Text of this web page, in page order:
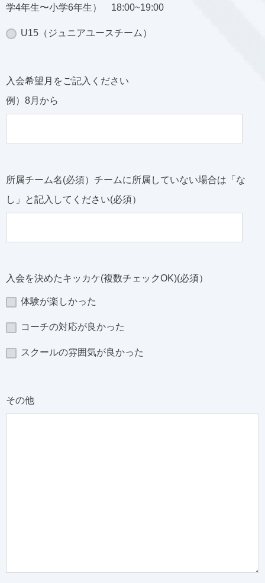
学4年生〜小学6年生） 18:00~19:00
U15（ジュニアユースチーム）
入会希望月をご記入ください
例）8月から
所属チーム名(必須）チームに所属していない場合は「な
し」と記入してください(必須）
入会を決めたキッカケ(複数チェックOK)(必須）
体験が楽しかった
コーチの対応が良かった
スクールの雰囲気が良かった
その他